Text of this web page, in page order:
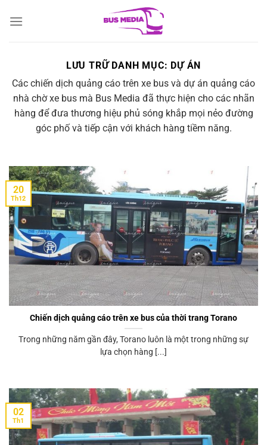
đến
LƯU TRỮ DANH MỤC: DỰ ÁN
Các chiến dịch quảng cáo trên xe bus và dự án quảng cáo
nhà chờ xe bus mà Bus Media đã thực hiện cho các nhãn
hàng để đưa thương hiệu phủ sóng khắp mọi nẻo đường
góc phố và tiếp cận với khách hàng tiềm năng.
Chiến dịch quảng cáo trên xe bus của thời trang Torano
Trong những năm gần đây, Torano luôn là một trong những sự
lựa chọn hàng [...]
20
Th12
02
Th1